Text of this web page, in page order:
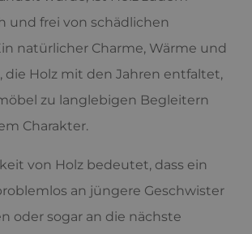
und frei von schädlichen
natürlicher Charme, Wärme und
die Holz mit den Jahren entfaltet,
zu langlebigen Begleitern
Charakter.
von Holz bedeutet, dass ein
an jüngere Geschwister
oder sogar an die nächste